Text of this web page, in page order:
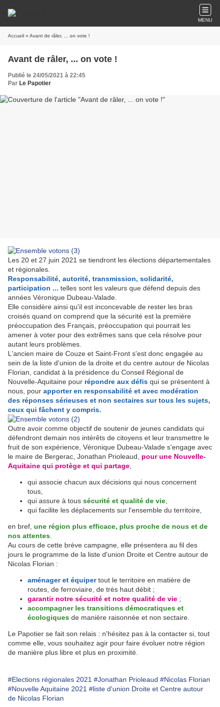
MENU
Accueil » Avant de râler, ... on vote !
Avant de râler, ... on vote !
Publié le 24/05/2021 à 22:45
Par Le Papotier
Les 20 et 27 juin 2021 se tiendront les élections départementales
et régionales.
Responsabilité, autorité, transmission, solidarité,
participation ... telles sont les valeurs que défend depuis des
années Véronique Dubeau-Valade.
Elle considère ainsi qu'il est inconcevable de rester les bras
croisés quand on comprend que la sécurité est la première
préoccupation des Français, préoccupation qui pourrait les
amener à voter pour des extrêmes sans que cela résolve pour
autant leurs problèmes.
L'ancien maire de Couze et Saint-Front s'est donc engagée au
sein de la liste d'union de la droite et du centre autour de Nicolas
Florian, candidat à la présidence du Conseil Régional de
Nouvelle-Aquitaine pour répondre aux défis qui se présentent à
nous, pour apporter en responsabilité et avec modération
des réponses sérieuses et non sectaires sur tous les sujets,
ceux qui fâchent y compris.
Outre avoir comme objectif de soutenir de jeunes candidats qui
défendront demain nos intérêts de citoyens et leur transmettre le
fruit de son expérience, Véronique Dubeau-Valade s'engage avec
le maire de Bergerac, Jonathan Prioleaud, pour une Nouvelle-
Aquitaine qui protège et qui partage
qui associe chacun aux décisions qui nous concernent
tous,
qui assure à tous sécurité et qualité de vie
qui facilite les déplacements sur l'ensemble du territoire,
en bref, une région plus efficace, plus proche de nous et de
nos attentes
Au cours de cette brève campagne, elle présentera au fil des
jours le programme de la liste d'union Droite et Centre autour de
Nicolas Florian :
aménager et équipertout le territoire en matière de
routes, de ferroviaire, de très haut débit ;
garantir notre sécurité et notre qualité de vie ;
accompagner les transitions démocratiques et
écologiques de manière raisonnée et non sectaire.
Le Papotier se fait son relais : n'hésitez pas à la contacter si, tout
comme elle, vous souhaitez agir pour faire évoluer notre région
de manière plus libre et plus en proximité.
#Elections régionales 2021 #Jonathan Prioleaud #Nicolas Florian
#Nouvelle Aquitaine 2021 #liste d'union Droite et Centre autour
de Nicolas Florian